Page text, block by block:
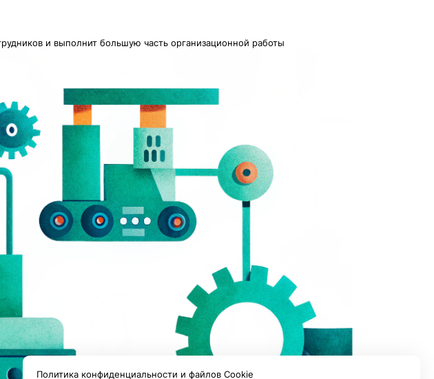
и выполнит большую часть организационной работы
Политика конфиденциальности и файлов Cookie